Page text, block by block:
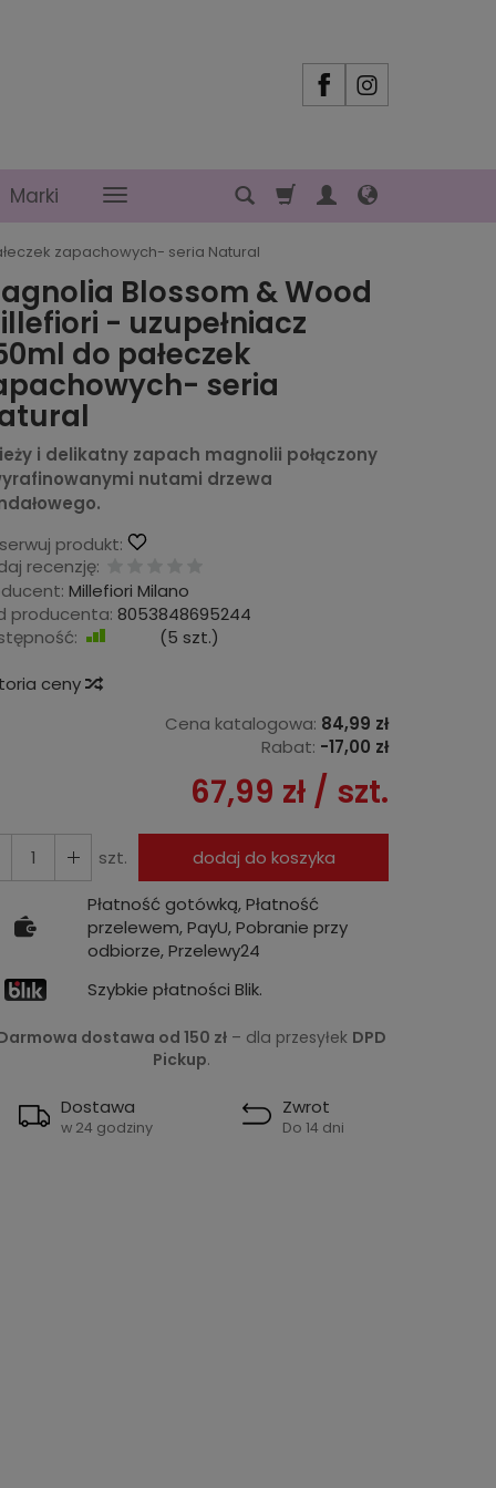
Marki
zapachowych- seria Natural
Blossom & Wood
- uzupełniacz
do pałeczek
seria
i delikatny zapach magnolii połączony
nutami drzewa
produkt:
recenzję:
Millefiori Milano
producenta: 8053848695244
(5 szt.)
ceny
Cena katalogowa: 84,99 zł
Rabat: -17,00 zł
67,99 zł / szt.
szt.
dodaj do koszyka
Płatność gotówką, Płatność
przelewem, PayU, Pobranie przy
odbiorze, Przelewy24
Szybkie płatności Blik.
dostawa od 150 zł – dla przesyłek DPD
Pickup.
Dostawa
w 24 godziny
Zwrot
Do 14 dni